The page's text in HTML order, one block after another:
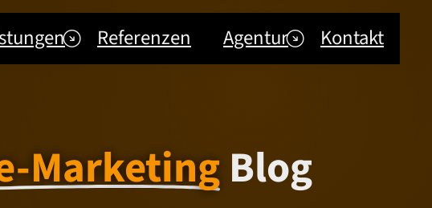
Referenzen Agentur Kontakt
MarketingBlog